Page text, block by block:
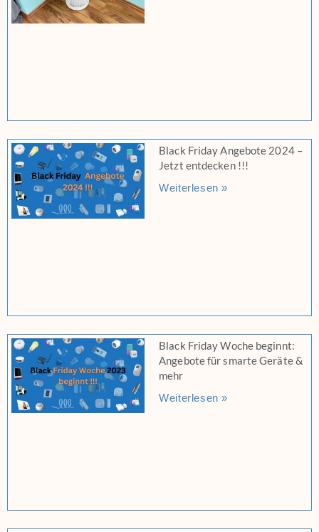
Black Friday Angebote 2024 –
Jetzt entdecken !!!
Weiterlesen »
Black Friday Woche beginnt:
Angebote für smarte Geräte &
mehr
Weiterlesen »